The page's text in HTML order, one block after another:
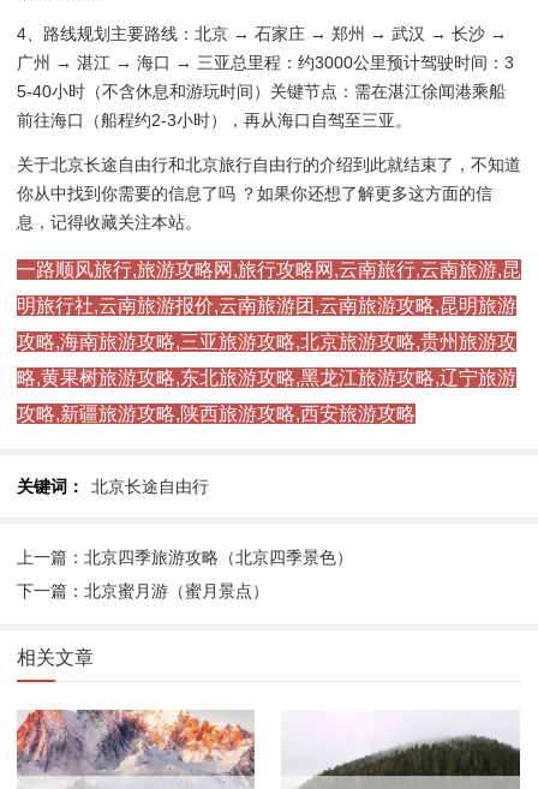
4、路线规划主要路线：北京 → 石家庄 → 郑州 → 武汉 → 长沙 →
广州 → 湛江 → 海口 → 三亚总里程：约3000公里预计驾驶时间：3
5-40小时（不含休息和游玩时间）关键节点：需在湛江徐闻港乘船
前往海口（船程约2-3小时），再从海口自驾至三亚。
关于北京长途自由行和北京旅行自由行的介绍到此就结束了，不知道
你从中找到你需要的信息了吗 ？如果你还想了解更多这方面的信
息，记得收藏关注本站。
一路顺风旅行,旅游攻略网,旅行攻略网,云南旅行,云南旅游,昆
明旅行社,云南旅游报价,云南旅游团,云南旅游攻略,昆明旅游
攻略,海南旅游攻略,三亚旅游攻略,北京旅游攻略,贵州旅游攻
略,黄果树旅游攻略,东北旅游攻略,黑龙江旅游攻略,辽宁旅游
攻略,新疆旅游攻略,陕西旅游攻略,西安旅游攻略
关键词： 北京长途自由行
上一篇：北京四季旅游攻略（北京四季景色）
下一篇：北京蜜月游（蜜月景点）
相关文章